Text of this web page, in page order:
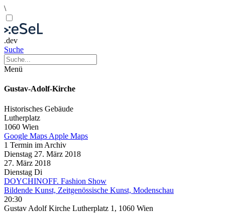
\
.dev
Suche
Menü
Gustav-Adolf-Kirche
Historisches Gebäude
Lutherplatz
1060 Wien
Google Maps Apple Maps
1 Termin im Archiv
Dienstag 27. März 2018
27. März 2018
Dienstag Di
DOYCHINOFF. Fashion Show
Bildende Kunst, Zeitgenössische Kunst, Modenschau
20:30
Gustav Adolf Kirche Lutherplatz 1, 1060 Wien